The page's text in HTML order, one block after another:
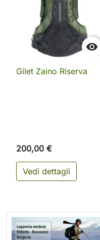

Gilet Zaino Riserva
200,00 €
Vedi dettagli